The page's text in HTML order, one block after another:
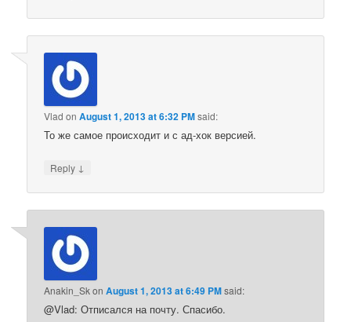
Vlad onAugust 1, 2013 at 6:32 PMsaid:
То же самое происходит и с ад-хок версией.
Reply ↓
Anakin_SkonAugust 1, 2013 at 6:49 PMsaid:
@Vlad: Отписался на почту. Спасибо.